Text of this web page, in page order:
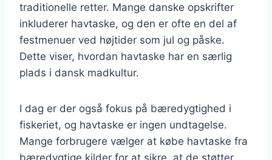
traditionelle retter. Mange danske opskrifter
inkluderer havtaske, og den er ofte en del af
festmenuer ved højtider som jul og påske.
Dette viser, hvordan havtaske har en særlig
plads i dansk madkultur.
I dag er der også fokus på bæredygtighed i
fiskeriet, og havtaske er ingen undtagelse.
Mange forbrugere vælger at købe havtaske fra
bæredygtige kilder for at sikre, at de støtter